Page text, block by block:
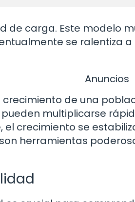
de carga. Este modelo
se ralentiza
Anuncios
de una
pueden multiplicarse
el crecimiento se
herramientas